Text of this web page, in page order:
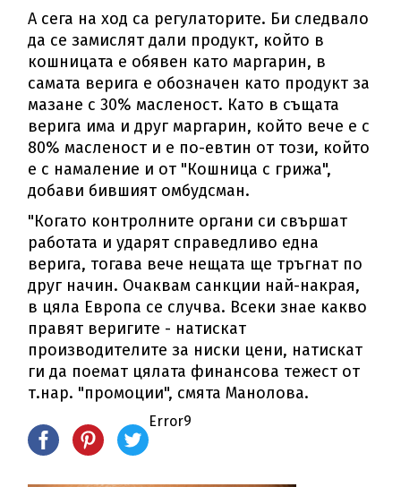
А сега на ход са регулаторите. Би следвало
да се замислят дали продукт, който в
кошницата е обявен като маргарин, в
самата верига е обозначен като продукт за
мазане с 30% масленост. Като в същата
верига има и друг маргарин, който вече е с
80% масленост и е по-евтин от този, който
е с намаление и от "Кошница с грижа",
добави бившият омбудсман.
"Когато контролните органи си свършат
работата и ударят справедливо една
верига, тогава вече нещата ще тръгнат по
друг начин. Очаквам санкции най-накрая,
в цяла Европа се случва. Всеки знае какво
правят веригите - натискат
производителите за ниски цени, натискат
ги да поемат цялата финансова тежест от
т.нар. "промоции", смята Манолова.
Error9